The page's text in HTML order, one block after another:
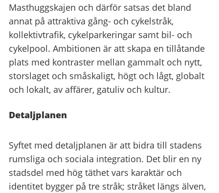
Masthuggskajen och därför satsas det bland
annat på attraktiva gång- och cykelstråk,
kollektivtrafik, cykelparkeringar samt bil- och
cykelpool. Ambitionen är att skapa en tillåtande
plats med kontraster mellan gammalt och nytt,
storslaget och småskaligt, högt och lågt, globalt
och lokalt, av affärer, gatuliv och kultur.
Detaljplanen
Syftet med detaljplanen är att bidra till stadens
rumsliga och sociala integration. Det blir en ny
stadsdel med hög täthet vars karaktär och
identitet bygger på tre stråk; stråket längs älven,